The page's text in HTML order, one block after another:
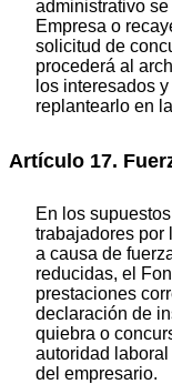
administrativo
Empresa o
solicitud de
procederá al
los interesados
replantearlo en
Artículo 17.
En los
trabajadores por
a causa de
reducidas, el
prestaciones
declaración de
quiebra o
autoridad
del empresario.